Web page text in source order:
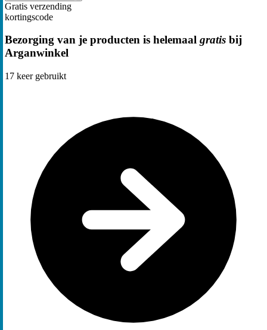
Gratis verzending
kortingscode
Bezorging van je producten is helemaal gratis bij
Arganwinkel
17 keer gebruikt